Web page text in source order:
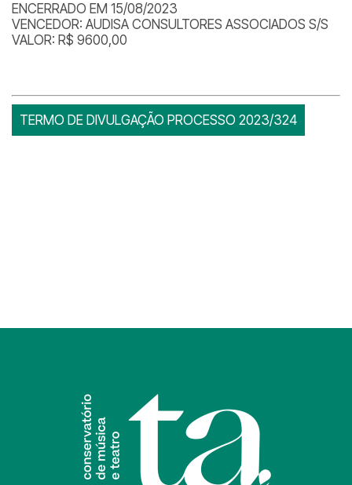
ENCERRADO EM 15/08/2023
VENCEDOR: AUDISA CONSULTORES ASSOCIADOS S/S
VALOR: R$ 9600,00
TERMO DE DIVULGAÇÃO PROCESSO 2023/324